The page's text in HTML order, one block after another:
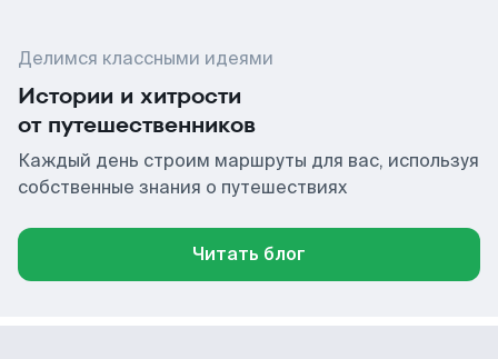
Делимся классными идеями
Истории и хитрости
от путешественников
Каждый день строим маршруты для вас, используя
собственные знания о путешествиях
Читать блог